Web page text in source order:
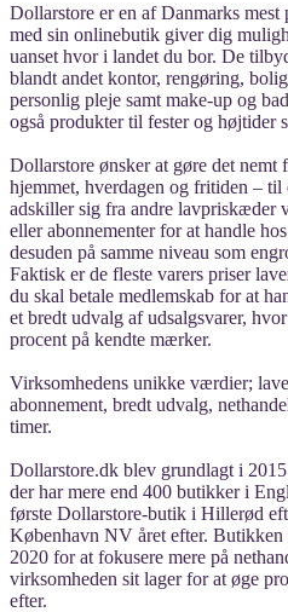
Dollarstore er en af Danmarks
med sin onlinebutik giver dig
uanset hvor i landet du bor. De
blandt andet kontor, rengøring,
personlig pleje samt make-up og
også produkter til fester og højtider
Dollarstore ønsker at gøre det nemt
hjemmet, hverdagen og fritiden –
adskiller sig fra andre lavpriskæder
eller abonnementer for at handle
desuden på samme niveau som
Faktisk er de fleste varers priser
du skal betale medlemskab for at
et bredt udvalg af udsalgsvarer,
procent på kendte mærker.
Virksomhedens unikke værdier;
abonnement, bredt udvalg,
timer.
Dollarstore.dk blev grundlagt i
der har mere end 400 butikker i
første Dollarstore-butik i Hillerød
København NV året efter.
2020 for at fokusere mere på
virksomheden sit lager for at øge
efter.